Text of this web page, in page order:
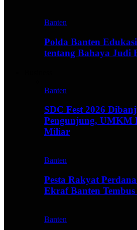
Banten
Polda Banten
tentang Bahaya Judi
Banten
SDC Fest 2026
Pengunjung, UMKM
Miliar
Banten
Pesta Rakyat
Ekraf Banten Tembus
Banten